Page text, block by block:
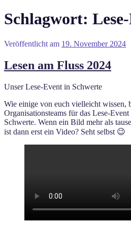
Schlagwort:
Veröffentlicht am 19. November 2024
Lesen am Fluss 2024
Unser Lese-Event in Schwerte
Wie einige von euch vielleicht wissen,
Organisationsteams für das Lese-
Schwerte. Wenn ein Bild mehr als
ist dann erst ein Video? Seht selbst 😉